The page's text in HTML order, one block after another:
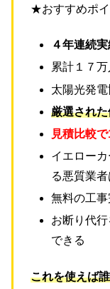
★おすすめポイ
４年連続
累計１７
太陽光発
厳選され
見積比較
イエロー
る悪質業
無料の工
お断り代
できる
これを使えば